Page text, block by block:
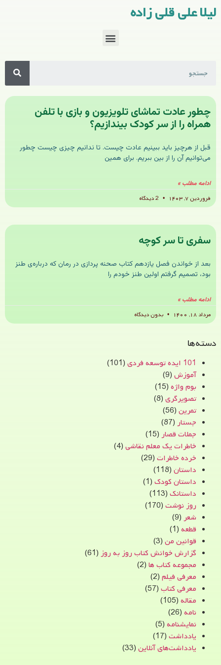
لیلا علی قلی زاده
چطور عادت تماشای تلویزیون و بازی با تلفن
همراه را از سر کودک بیندازیم؟
قبل از هرچیز باید ببینیم عادت چیست. تا ندانیم چیزی چیست چطور
می‌توانیم آن را از بین ببریم. برای همین
ادامه مطلب »
فروردین ۷, ۱۴۰۳
سفری تا سر کوچه
بعد از خواندن فصل یازدهم کتاب صحنه پردازی در رمان که درباره‌ی طنز
بود، تصمیم گرفتم اولین طنز خودم را
ادامه مطلب »
مرداد ۱۸, ۱۴۰۰
بدون دیدگاه
دسته‌ها
101 ایده توسعه فردی
(101)
آموزش (9)
بوم واژه (15)
تصویرگری (8)
تمرین (56)
جستار (87)
جملات قصار (15)
خاطرات یک معلم نقاشی (4)
خرده خاطرات (29)
داستان (118)
داستان کودک (1)
داستانک (113)
روز نوشت (170)
شعر (9)
قطعه (1)
قوانین من (3)
گزارش خوانش کتاب روز به روز (61)
مجموعه کتاب ها (2)
معرفی فیلم (2)
معرفی کتاب (57)
مقاله (105)
نامه (26)
نمایشنامه (5)
یادداشت (17)
یادداشت‌های آنلاین (33)